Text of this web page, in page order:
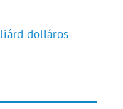
dolláros